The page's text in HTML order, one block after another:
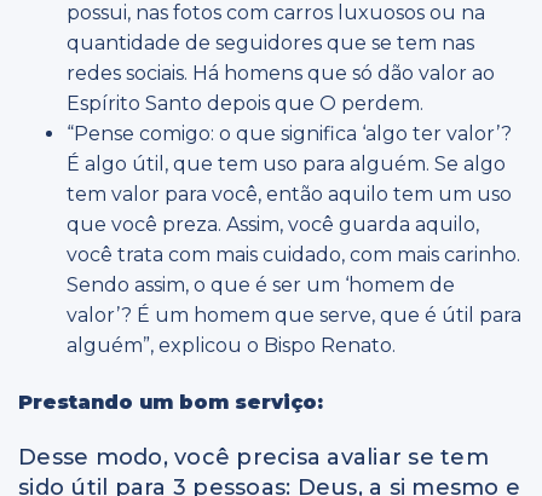
possui, nas fotos com carros luxuosos ou na
quantidade de seguidores que se tem nas
redes sociais. Há homens que só dão valor ao
Espírito Santo depois que O perdem.
“Pense comigo: o que significa ‘algo ter valor’?
É algo útil, que tem uso para alguém. Se algo
tem valor para você, então aquilo tem um uso
que você preza. Assim, você guarda aquilo,
você trata com mais cuidado, com mais carinho.
Sendo assim, o que é ser um ‘homem de
valor’? É um homem que serve, que é útil para
alguém”, explicou o Bispo Renato.
Prestando um bom serviço:
Desse modo, você precisa avaliar se tem
sido útil para 3 pessoas: Deus, a si mesmo e